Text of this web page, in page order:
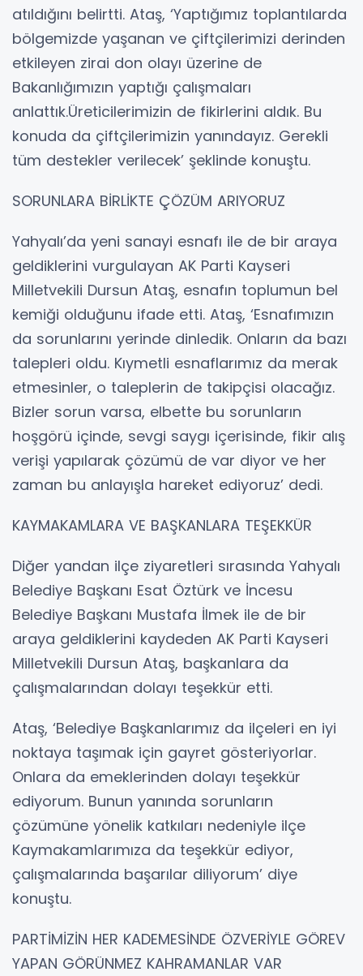
atıldığını belirtti. Ataş, ‘Yaptığımız toplantılarda
bölgemizde yaşanan ve çiftçilerimizi derinden
etkileyen zirai don olayı üzerine de
Bakanlığımızın yaptığı çalışmaları
anlattık.Üreticilerimizin de fikirlerini aldık. Bu
konuda da çiftçilerimizin yanındayız. Gerekli
tüm destekler verilecek’ şeklinde konuştu.
SORUNLARA BİRLİKTE ÇÖZÜM ARIYORUZ
Yahyalı’da yeni sanayi esnafı ile de bir araya
geldiklerini vurgulayan AK Parti Kayseri
Milletvekili Dursun Ataş, esnafın toplumun bel
kemiği olduğunu ifade etti. Ataş, ‘Esnafımızın
da sorunlarını yerinde dinledik. Onların da bazı
talepleri oldu. Kıymetli esnaflarımız da merak
etmesinler, o taleplerin de takipçisi olacağız.
Bizler sorun varsa, elbette bu sorunların
hoşgörü içinde, sevgi saygı içerisinde, fikir alış
verişi yapılarak çözümü de var diyor ve her
zaman bu anlayışla hareket ediyoruz’ dedi.
KAYMAKAMLARA VE BAŞKANLARA TEŞEKKÜR
Diğer yandan ilçe ziyaretleri sırasında Yahyalı
Belediye Başkanı Esat Öztürk ve İncesu
Belediye Başkanı Mustafa İlmek ile de bir
araya geldiklerini kaydeden AK Parti Kayseri
Milletvekili Dursun Ataş, başkanlara da
çalışmalarından dolayı teşekkür etti.
Ataş, ‘Belediye Başkanlarımız da ilçeleri en iyi
noktaya taşımak için gayret gösteriyorlar.
Onlara da emeklerinden dolayı teşekkür
ediyorum. Bunun yanında sorunların
çözümüne yönelik katkıları nedeniyle ilçe
Kaymakamlarımıza da teşekkür ediyor,
çalışmalarında başarılar diliyorum’ diye
konuştu.
PARTİMİZİN HER KADEMESİNDE ÖZVERİYLE GÖREV
YAPAN GÖRÜNMEZ KAHRAMANLAR VAR